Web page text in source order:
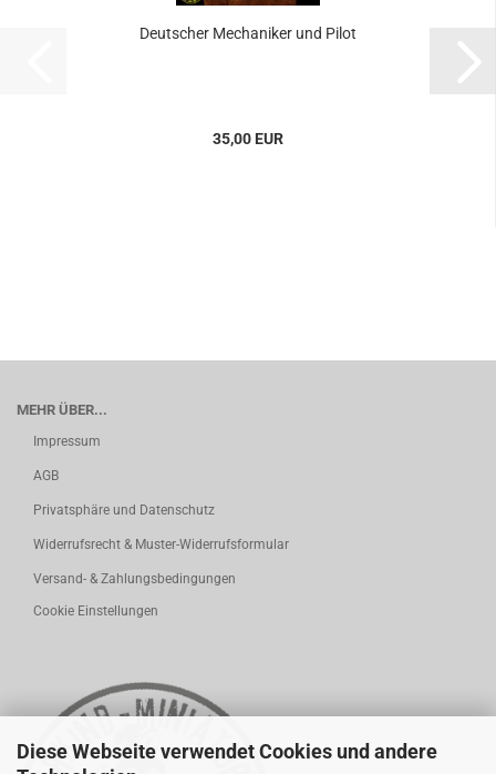
Diese Webseite verwendet Cookies und andere
Deutscher Mechaniker und Pilot
35,00 EUR
MEHR ÜBER...
Impressum
AGB
Privatsphäre und Datenschutz
Widerrufsrecht & Muster-Widerrufsformular
Versand- & Zahlungsbedingungen
Cookie Einstellungen